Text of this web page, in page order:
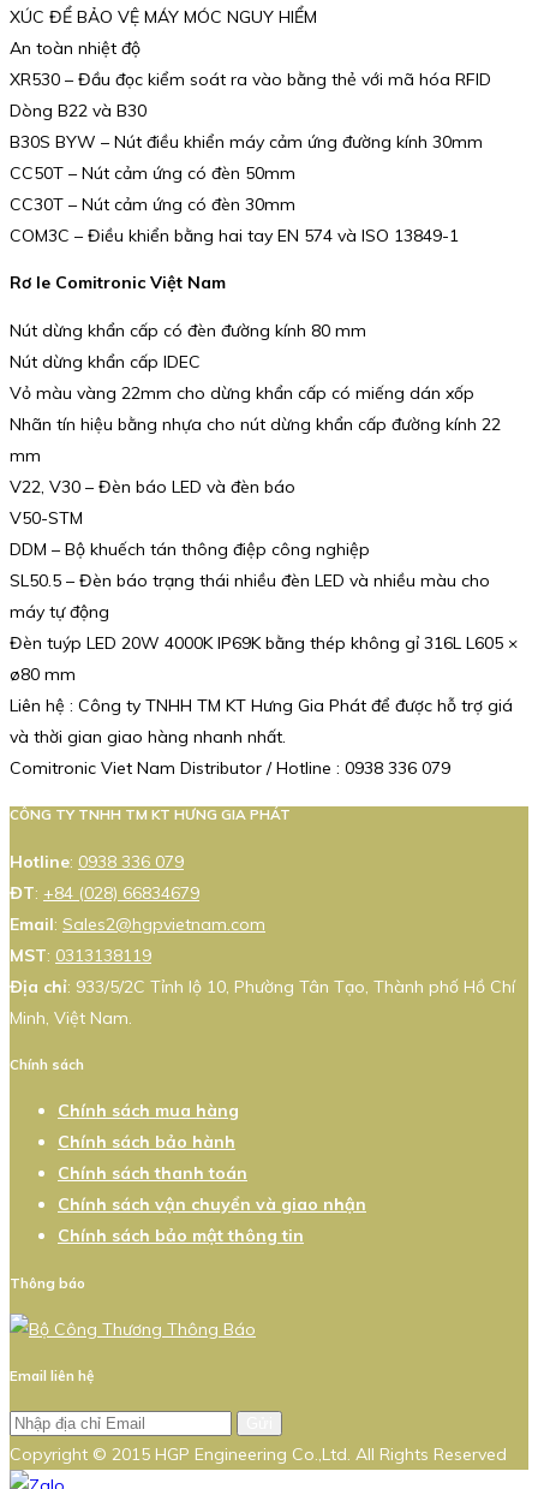
XÚC ĐỂ BẢO VỆ MÁY MÓC NGUY HIỂM
An toàn nhiệt độ
XR530 – Đầu đọc kiểm soát ra vào bằng thẻ với mã hóa RFID
Dòng B22 và B30
B30S BYW – Nút điều khiển máy cảm ứng đường kính 30mm
CC50T – Nút cảm ứng có đèn 50mm
CC30T – Nút cảm ứng có đèn 30mm
COM3C – Điều khiển bằng hai tay EN 574 và ISO 13849-1
Rơ le Comitronic Việt Nam
Nút dừng khẩn cấp có đèn đường kính 80 mm
Nút dừng khẩn cấp IDEC
Vỏ màu vàng 22mm cho dừng khẩn cấp có miếng dán xốp
Nhãn tín hiệu bằng nhựa cho nút dừng khẩn cấp đường kính 22
mm
V22, V30 – Đèn báo LED và đèn báo
V50-STM
DDM – Bộ khuếch tán thông điệp công nghiệp
SL50.5 – Đèn báo trạng thái nhiều đèn LED và nhiều màu cho
máy tự động
Đèn tuýp LED 20W 4000K IP69K bằng thép không gỉ 316L L605 ×
ø80 mm
Liên hệ : Công ty TNHH TM KT Hưng Gia Phát để được hỗ trợ giá
và thời gian giao hàng nhanh nhất.
Comitronic Viet Nam Distributor / Hotline : 0938 336 079
CÔNG TY TNHH TM KT HƯNG GIA PHÁT
Hotline: 0938 336 079
ĐT: +84 (028) 66834679
Email: Sales2@hgpvietnam.com
MST: 0313138119
Địa chỉ: 933/5/2C Tỉnh lộ 10, Phường Tân Tạo, Thành phố Hồ Chí
Minh, Việt Nam.
Chính sách
Chính sách mua hàng
Chính sách bảo hành
Chính sách thanh toán
Chính sách vận chuyển và giao nhận
Chính sách bảo mật thông tin
Thông báo
Email liên hệ
Copyright © 2015 HGP Engineering Co.,Ltd. All Rights Reserved